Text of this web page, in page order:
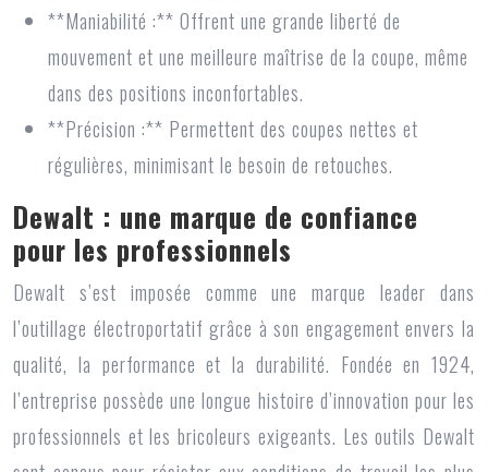
**Maniabilité :** Offrent une grande liberté de
mouvement et une meilleure maîtrise de la coupe, même
dans des positions inconfortables.
**Précision :** Permettent des coupes nettes et
régulières, minimisant le besoin de retouches.
Dewalt : une marque de confiance
pour les professionnels
Dewalt s’est imposée comme une marque leader dans
l’outillage électroportatif grâce à son engagement envers la
qualité, la performance et la durabilité. Fondée en 1924,
l’entreprise possède une longue histoire d’innovation pour les
professionnels et les bricoleurs exigeants. Les outils Dewalt